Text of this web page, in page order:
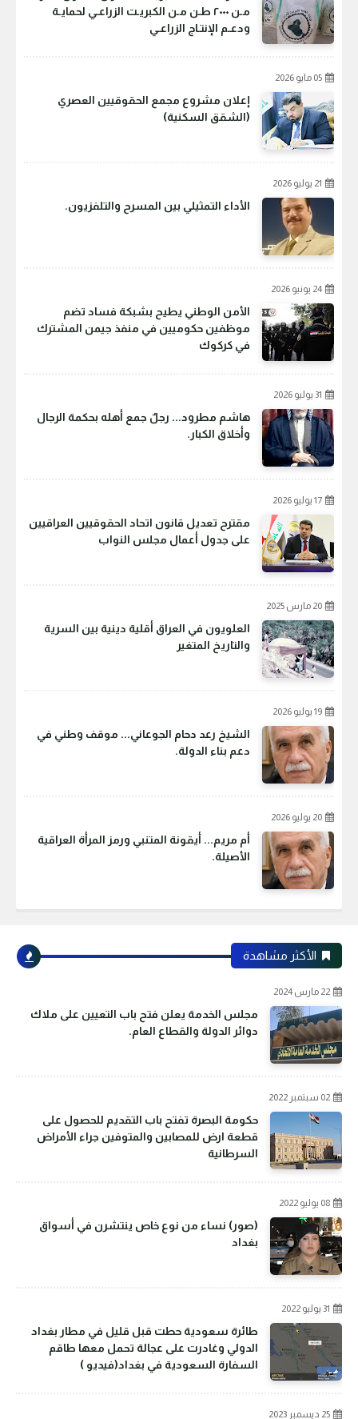
مـن ٢٠٠٠ طـن مـن الكبريـت الزراعـي لحمايـة
ودعـم الإنتـاج الزراعـي
05 مايو 2026
إعلان مشروع مجمع الحقوقيين العصري
(الشقق السكنية)
21 يوليو 2026
الأداء التمثيلي بين المسرح والتلفزيون.
24 يونيو 2026
الأمن الوطني يطيح بشبكة فساد تضم
موظفين حكوميين في منفذ جيمن المشترك
في كركوك
31 يوليو 2026
هاشم مطرود... رجلٌ جمع أهله بحكمة الرجال
وأخلاق الكبار.
17 يوليو 2026
مقترح تعديل قانون اتحاد الحقوقيين العراقيين
على جدول أعمال مجلس النواب
20 مارس 2025
العلويون في العراق أقلية دينية بين السرية
والتاريخ المتغير
19 يوليو 2026
الشيخ رعد دحام الجوعاني... موقف وطني في
دعم بناء الدولة.
20 يوليو 2026
أم مريم... أيقونة المتنبي ورمز المرأة العراقية
الأصيلة.
الأكثر مشاهدة
22 مارس 2024
مجلس الخدمة يعلن فتح باب التعيين على ملاك
دوائر الدولة والقطاع العام.
02 سبتمبر 2022
حكومة البصرة تفتح باب التقديم للحصول على
قطعة ارض للمصابين والمتوفين جراء الأمراض
السرطانية
08 يوليو 2022
(صور) نساء من نوع خاص ينتشرن في أسواق
بغداد
31 يوليو 2022
طائرة سعودية حطت قبل قليل في مطار بغداد
الدولي وغادرت على عجالة تحمل معها طاقم
السفارة السعودية في بغداد(فيديو )
25 ديسمبر 2023